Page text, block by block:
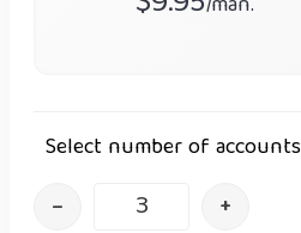
Select number of accounts
– +